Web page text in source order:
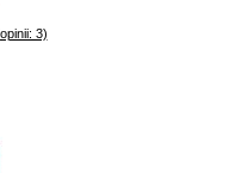
w 24h)
3)